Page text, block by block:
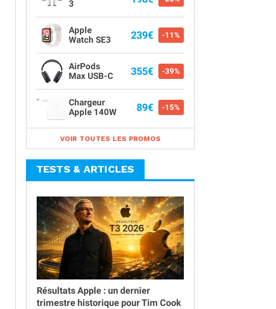
3
Apple
Watch SE3
239€ -11%
AirPods
Max USB-C
355€ -39%
Chargeur
Apple 140W
89€ -15%
VOIR TOUTES LES PROMOS
TESTS & ARTICLES
Résultats Apple : un dernier
trimestre historique pour Tim Cook